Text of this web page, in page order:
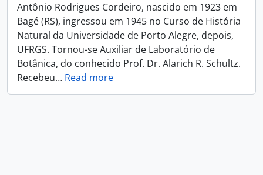
Antônio Rodrigues Cordeiro, nascido em 1923 em
Bagé (RS), ingressou em 1945 no Curso de História
Natural da Universidade de Porto Alegre, depois,
UFRGS. Tornou-se Auxiliar de Laboratório de
Botânica, do conhecido Prof. Dr. Alarich R. Schultz.
Recebeu… Read more